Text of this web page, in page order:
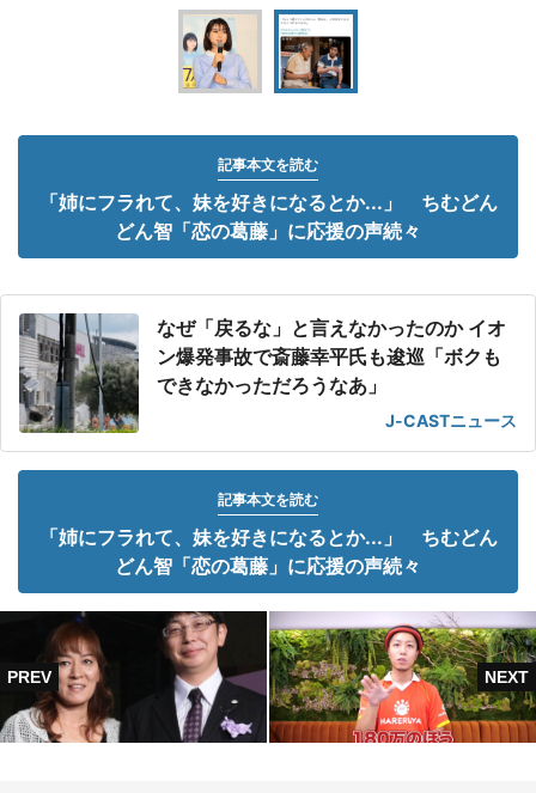
記事本文を読む
「姉にフラれて、妹を好きになるとか...」 ちむどん
どん智「恋の葛藤」に応援の声続々
なぜ「戻るな」と言えなかったのか イオ
ン爆発事故で斎藤幸平氏も逡巡「ボクも
できなかっただろうなあ」
J-CASTニュース
記事本文を読む
「姉にフラれて、妹を好きになるとか...」 ちむどん
どん智「恋の葛藤」に応援の声続々